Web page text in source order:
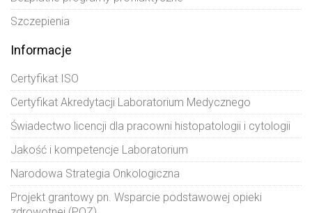
Szczepienia
Informacje
Certyfikat ISO
Certyfikat Akredytacji Laboratorium Medycznego
Świadectwo licencji dla pracowni histopatologii i cytologii
Jakość i kompetencje Laboratorium
Narodowa Strategia Onkologiczna
Projekt grantowy pn. Wsparcie podstawowej opieki